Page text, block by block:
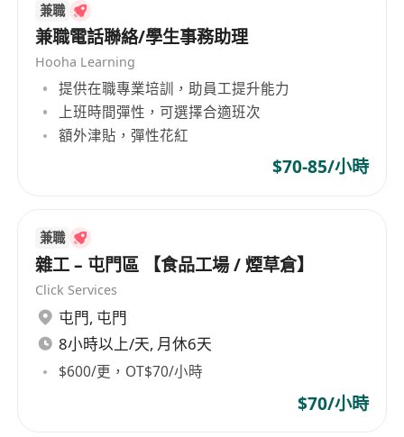
兼職
兼職電話聯絡/學生事務助理
Hooha Learning
提供在職專業培訓，助員工提升能力
上班時間彈性，可選擇合適班次
額外津貼，彈性花紅
$70-85/小時
兼職
雜工 – 屯門區 【食品工場 / 煙草倉】
Click Services
屯門, 屯門
8小時以上/天, 月休6天
$600/更，OT$70/小時
$70/小時